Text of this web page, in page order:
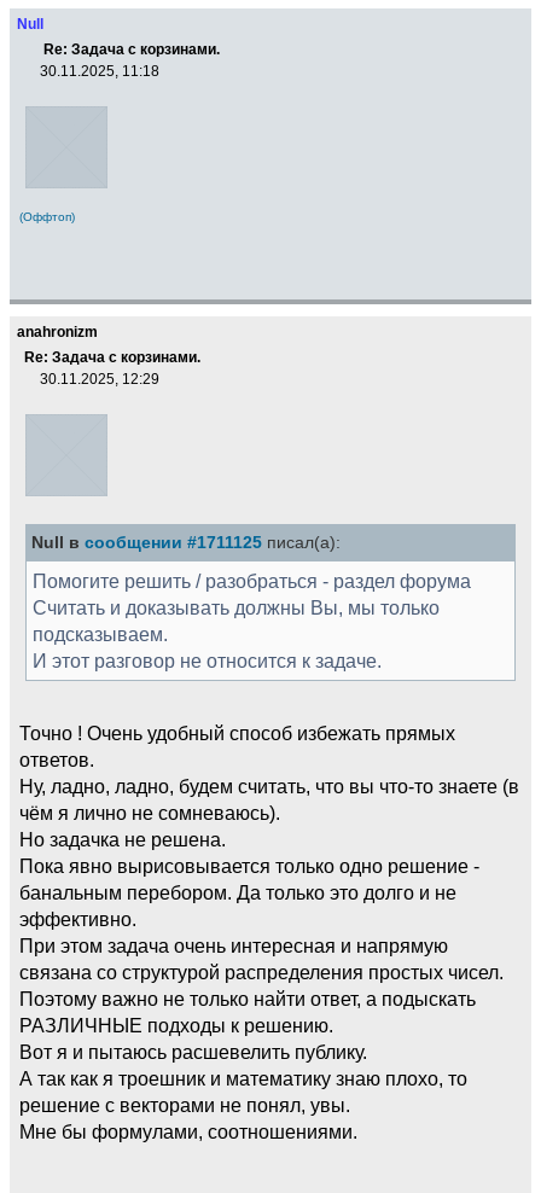
Null
Re: Задача с корзинами.
30.11.2025, 11:18
(Оффтоп)
anahronizm
Re: Задача с корзинами.
30.11.2025, 12:29
Null в сообщении #1711125 писал(а):
Помогите решить / разобраться - раздел форума
Считать и доказывать должны Вы, мы только
подсказываем.
И этот разговор не относится к задаче.
Точно ! Очень удобный способ избежать прямых
ответов.
Ну, ладно, ладно, будем считать, что вы что-то знаете (в
чём я лично не сомневаюсь).
Но задачка не решена.
Пока явно вырисовывается только одно решение -
банальным перебором. Да только это долго и не
эффективно.
При этом задача очень интересная и напрямую
связана со структурой распределения простых чисел.
Поэтому важно не только найти ответ, а подыскать
РАЗЛИЧНЫЕ подходы к решению.
Вот я и пытаюсь расшевелить публику.
А так как я троешник и математику знаю плохо, то
решение с векторами не понял, увы.
Мне бы формулами, соотношениями.